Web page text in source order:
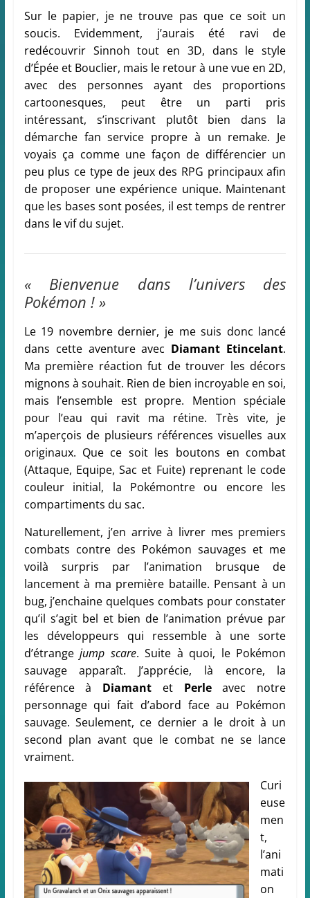
Sur le papier, je ne trouve pas que ce soit un
soucis. Evidemment, j’aurais été ravi de
redécouvrir Sinnoh tout en 3D, dans le style
d’Épée et Bouclier, mais le retour à une vue en 2D,
avec des personnes ayant des proportions
cartoonesques, peut être un parti pris
intéressant, s’inscrivant plutôt bien dans la
démarche fan service propre à un remake. Je
voyais ça comme une façon de différencier un
peu plus ce type de jeux des RPG principaux afin
de proposer une expérience unique. Maintenant
que les bases sont posées, il est temps de rentrer
dans le vif du sujet.
« Bienvenue dans l’univers des
Pokémon ! »
Le 19 novembre dernier, je me suis donc lancé
dans cette aventure avec Diamant Etincelant.
Ma première réaction fut de trouver les décors
mignons à souhait. Rien de bien incroyable en soi,
mais l’ensemble est propre. Mention spéciale
pour l’eau qui ravit ma rétine. Très vite, je
m’aperçois de plusieurs références visuelles aux
originaux. Que ce soit les boutons en combat
(Attaque, Equipe, Sac et Fuite) reprenant le code
couleur initial, la Pokémontre ou encore les
compartiments du sac.
Naturellement, j’en arrive à livrer mes premiers
combats contre des Pokémon sauvages et me
voilà surpris par l’animation brusque de
lancement à ma première bataille. Pensant à un
bug, j’enchaine quelques combats pour constater
qu’il s’agit bel et bien de l’animation prévue par
les développeurs qui ressemble à une sorte
d’étrangejump scare. Suite à quoi, le Pokémon
sauvage apparaît. J’apprécie, là encore, la
référence à Diamant et Perleavec notre
personnage qui fait d’abord face au Pokémon
sauvage. Seulement, ce dernier a le droit à un
second plan avant que le combat ne se lance
vraiment.
Curi
euse
men
t,
l’ani
mati
on